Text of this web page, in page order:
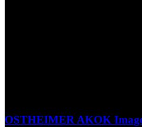
OSTHEIMER AKOK